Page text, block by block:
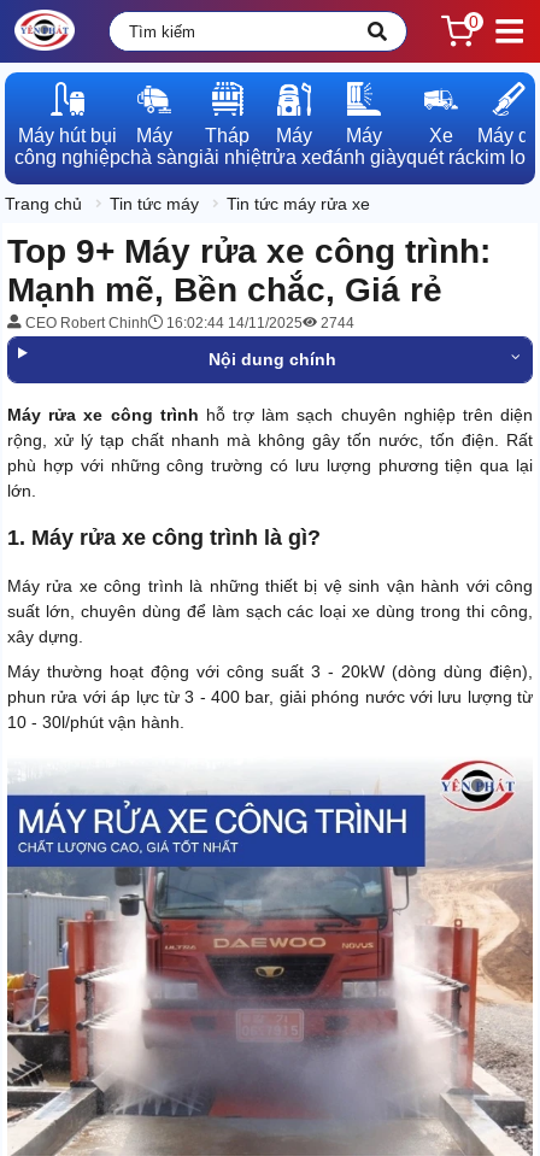
0
Máy hút bụi
công nghiệp
Máy
chà sàn
Tháp
giải nhiệt
Máy
rửa xe
Máy
đánh giày
Xe
quét rác
Máy dò
kim loại
Trang chủ Tin tức máy Tin tức máy rửa xe
Top 9+ Máy rửa xe công trình:
Mạnh mẽ, Bền chắc, Giá rẻ
CEO Robert Chinh 16:02:44 14/11/2025 2744
Nội dung chính
Máy rửa xe công trình hỗ trợ làm sạch chuyên nghiệp trên diện
rộng, xử lý tạp chất nhanh mà không gây tốn nước, tốn điện. Rất
phù hợp với những công trường có lưu lượng phương tiện qua lại
lớn.
1. Máy rửa xe công trình là gì?
Máy rửa xe công trình là những thiết bị vệ sinh vận hành với công
suất lớn, chuyên dùng để làm sạch các loại xe dùng trong thi công,
xây dựng.
Máy thường hoạt động với công suất 3 - 20kW (dòng dùng điện),
phun rửa với áp lực từ 3 - 400 bar, giải phóng nước với lưu lượng từ
10 - 30l/phút vận hành.